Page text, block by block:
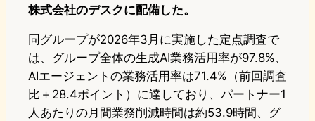
株式会社のデスクに配備した。
同グループが2026年3月に実施した定点調査で
は、グループ全体の生成AI業務活用率が97.8%、
AIエージェントの業務活用率は71.4%（前回調査
比＋28.4ポイント）に達しており、パートナー1
人あたりの月間業務削減時間は約53.9時間、グ